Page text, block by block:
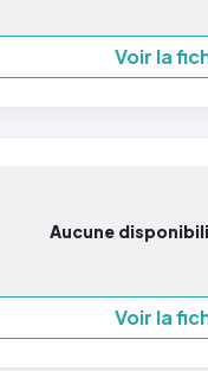
Voir la
Aucune
Voir la